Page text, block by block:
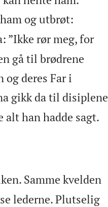
og utbrøt:
”Ikke rør meg, for
gå til brødrene
deres Far i
gikk da til disiplene
alt han hadde sagt.
Samme kvelden
lederne. Plutselig